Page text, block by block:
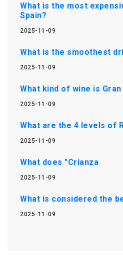
What is the most
Spain?
2025-11-09
What is the smoothest
2025-11-09
What kind of wine is
2025-11-09
What are the 4 levels of
2025-11-09
What does "Crianza
2025-11-09
What is considered the
2025-11-09